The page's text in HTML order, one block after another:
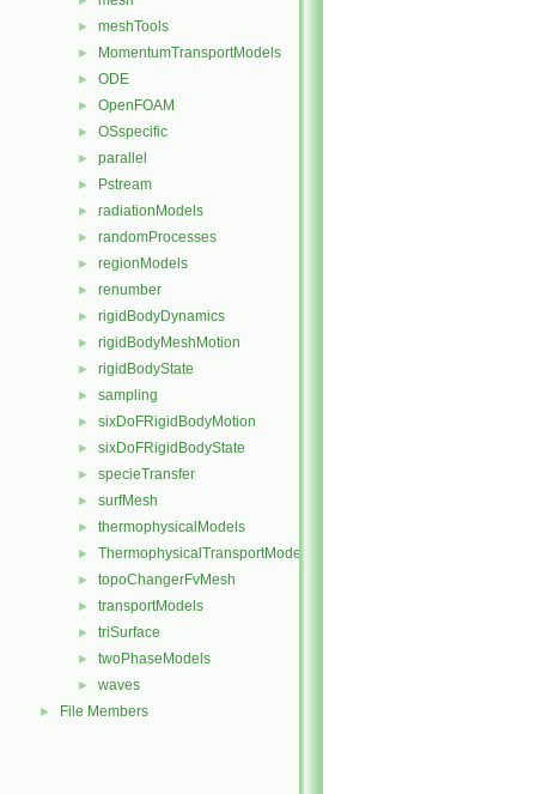
► meshTools
► MomentumTransportModels
► ODE
► OpenFOAM
► OSspecific
► parallel
► Pstream
► radiationModels
► randomProcesses
► regionModels
► renumber
► rigidBodyDynamics
► rigidBodyMeshMotion
► rigidBodyState
► sampling
► sixDoFRigidBodyMotion
► sixDoFRigidBodyState
► specieTransfer
► surfMesh
► thermophysicalModels
► ThermophysicalTransportModels
► topoChangerFvMesh
► transportModels
► triSurface
► twoPhaseModels
► waves
► File Members